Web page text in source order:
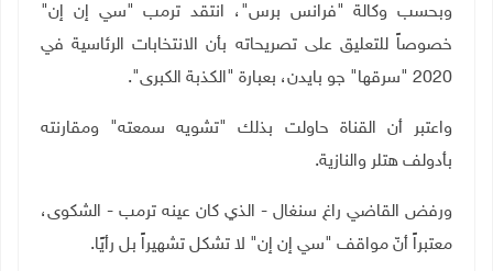
وبحسب وكالة "فرانس برس"، انتقد ترمب "سي إن إن"
خصوصاً للتعليق على تصريحاته بأن الانتخابات الرئاسية في
2020 "سرقها" جو بايدن، بعبارة "الكذبة الكبرى".
واعتبر أن القناة حاولت بذلك "تشويه سمعته" ومقارنته
بأدولف هتلر والنازية.
ورفض القاضي راغ سنغال - الذي كان عينه ترمب - الشكوى،
معتبراً أنّ مواقف "سي إن إن" لا تشكل تشهيراً بل رأيًا.